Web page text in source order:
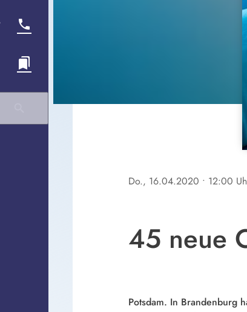
Do., 16.04.2020 • 12:00
45 neue
Potsdam. In Brandenburg